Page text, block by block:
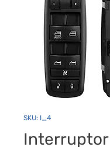
SKU: I_4
Interruptor